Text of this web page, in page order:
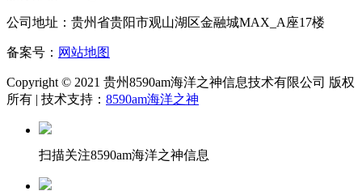
公司地址：贵州省贵阳市观山湖区金融城MAX_A座17楼
备案号： 网站地图
Copyright © 2021 贵州8590am海洋之神信息技术有限公司 版权
所有 | 技术支持： 8590am海洋之神
扫描关注8590am海洋之神信息